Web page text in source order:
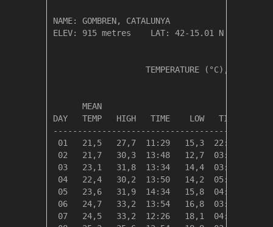
NAME: GOMBREN, CATALUNYA
ELEV: 915 metres    LAT: 42-15.01 N    LONG:
TEMPERATURE (°C), RAIN
MEAN
DAY   TEMP   HIGH   TIME    LOW   TIME
01   21,5   27,7  11:29   15,3  22:46
02   21,7   30,3  13:48   12,7  03:57
03   23,1   31,8  13:34   14,4  03:03
04   22,4   30,2  13:50   14,2  05:14
05   23,6   31,9  14:34   15,8  04:17
06   24,7   33,2  13:54   16,8  03:24
07   24,5   33,2  12:26   18,1  04:05